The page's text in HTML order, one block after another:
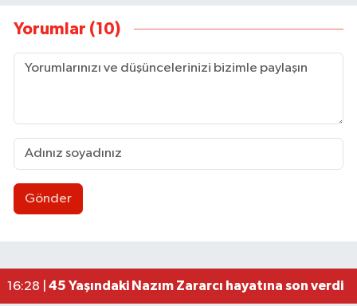
Yorumlar (10)
Gönder
21:30 |Düğme, Dümen, Değirmen, Define... /Zeki
16:28 | 45 Yaşındaki Nazım Zararcı hayatına son verdi